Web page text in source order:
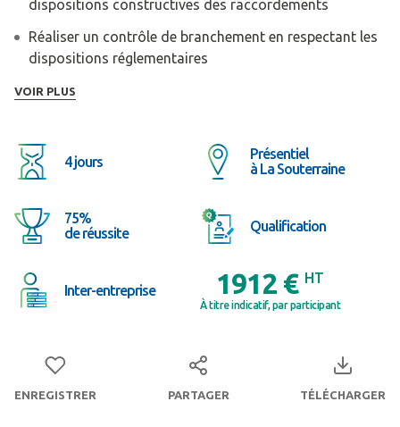
dispositions constructives des raccordements
Réaliser un contrôle de branchement en respectant les
dispositions réglementaires
Participer au contrôle du déversement d'un effluent
Intervenir en sécurité
VOIR PLUS
4 jours
Présentiel
à La Souterraine
75%
de réussite
Qualification
Inter-entreprise 1912 € HT
À titre indicatif, par participant
ENREGISTRER PARTAGER TÉLÉCHARGER